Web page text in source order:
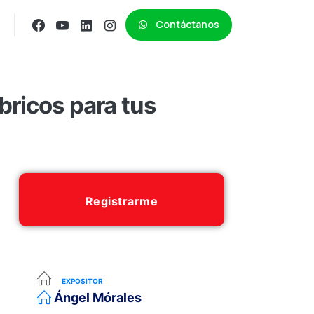
Contáctanos
para tus
Registrarme
EXPOSITOR
Ángel Mórales